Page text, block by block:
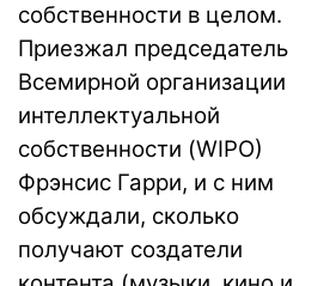
собственности в целом.
Приезжал председатель
Всемирной организации
интеллектуальной
собственности (WIPO)
Фрэнсис Гарри, и с ним
обсуждали, сколько
получают создатели